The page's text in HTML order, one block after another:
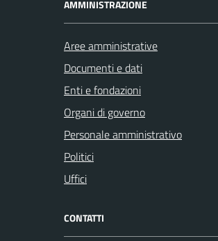
AMMINISTRAZIONE
Aree amministrative
Documenti e dati
Enti e fondazioni
Organi di governo
Personale amministrativo
Politici
Uffici
CONTATTI